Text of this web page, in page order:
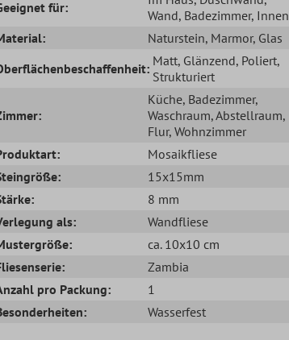
für:
Wand, Badezimmer, Innen
Naturstein, Marmor, Glas
Matt, Glänzend, Poliert,
Strukturiert
Küche, Badezimmer,
Waschraum, Abstellraum,
Flur, Wohnzimmer
Mosaikfliese
15x15mm
8 mm
als:
Wandfliese
ca. 10x10 cm
Zambia
pro Packung:
1
Wasserfest